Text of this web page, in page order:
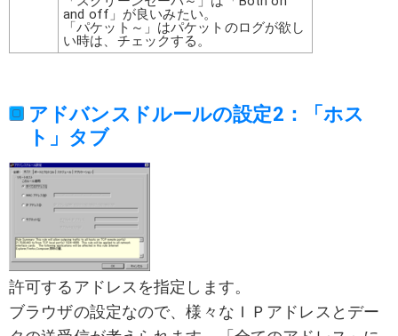
and off」が良いみたい。
「パケット～」はパケットのログが欲し
い時は、チェックする。
アドバンスドルールの設定2：「ホス
ト」タブ
許可するアドレスを指定します。
ブラウザの設定なので、様々なＩＰアドレスとデー